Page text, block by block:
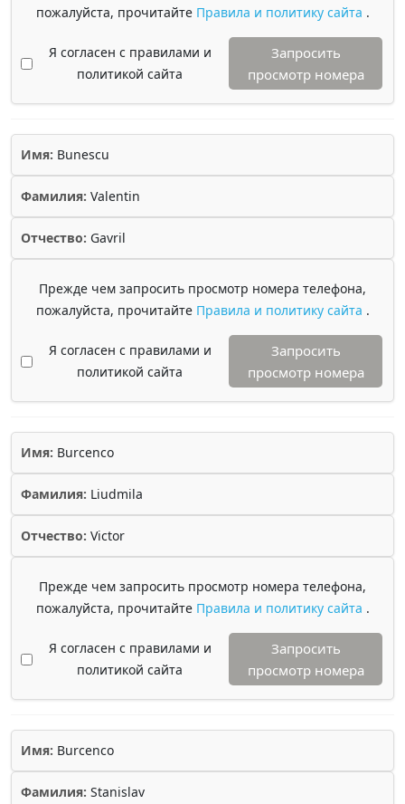
пожалуйста, прочитайте Правила и политику сайта .
Я согласен с правилами и
политикой сайта
Запросить
просмотр номера
Имя: Bunescu
Фамилия: Valentin
Отчество: Gavril
Прежде чем запросить просмотр номера телефона,
пожалуйста, прочитайте Правила и политику сайта .
Я согласен с правилами и
политикой сайта
Запросить
просмотр номера
Имя: Burcenco
Фамилия: Liudmila
Отчество: Victor
Прежде чем запросить просмотр номера телефона,
пожалуйста, прочитайте Правила и политику сайта .
Я согласен с правилами и
политикой сайта
Запросить
просмотр номера
Имя: Burcenco
Фамилия: Stanislav